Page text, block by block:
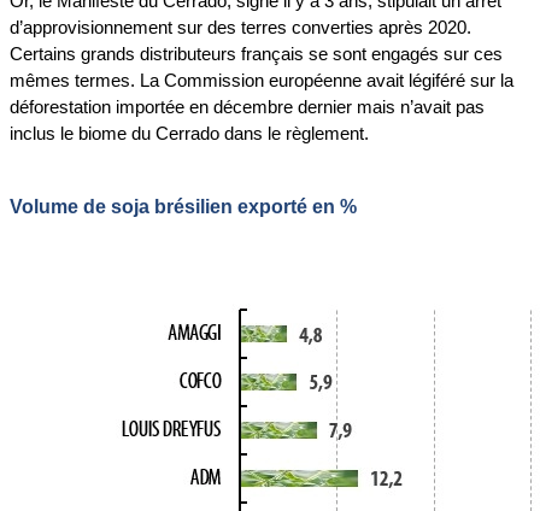
d’approvisionnement sur des terres converties après 2020.
Certains grands distributeurs français se sont engagés sur ces
mêmes termes. La Commission européenne avait légiféré sur la
déforestation importée en décembre dernier mais n’avait pas
inclus le biome du Cerrado dans le règlement.
Volume de soja brésilien exporté en %